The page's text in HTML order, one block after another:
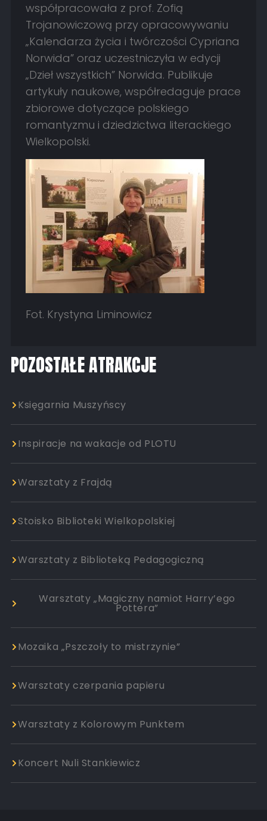
POZOSTAŁE ATRAKCJE
Księgarnia Muszyńscy
Inspiracje na wakacje od PLOTU
Warsztaty z Frajdą
Stoisko Biblioteki Wielkopolskiej
Warsztaty z Biblioteką Pedagogiczną
Warsztaty „Magiczny namiot Harry’ego
Pottera”
Mozaika „Pszczoły to mistrzynie”
Warsztaty czerpania papieru
Warsztaty z Kolorowym Punktem
Koncert Nuli Stankiewicz
współpracowała z prof. Zofią
Trojanowiczową przy opracowywaniu
„Kalendarza życia i twórczości Cypriana
Norwida” oraz uczestniczyła w edycji
„Dzieł wszystkich” Norwida. Publikuje
artykuły naukowe, współredaguje prace
zbiorowe dotyczące polskiego
romantyzmu i dziedzictwa literackiego
Wielkopolski.
Fot. Krystyna Liminowicz